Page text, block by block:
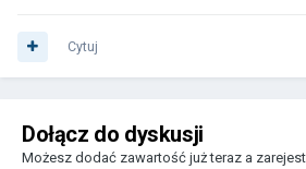
Cytuj
Dołącz do dyskusji
Możesz dodać zawartość już teraz a